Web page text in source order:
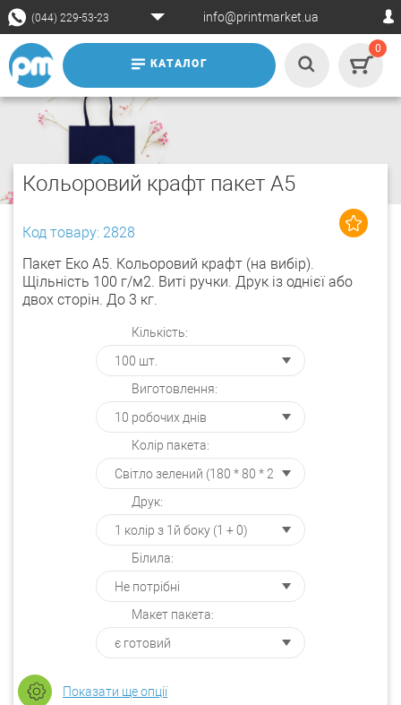
(044) 229-53-23 info@printmarket.ua
КАТАЛОГ
0
Кольоровий крафт пакет А5
Код товару: 2828
Пакет Еко А5. Кольоровий крафт (на вибір).
Щільність 100 г/м2. Виті ручки. Друк із однієї або
двох сторін. До 3 кг.
Кількість:
Виготовлення:
Колір пакета:
Друк:
Білила:
Макет пакета:
Показати ще опції